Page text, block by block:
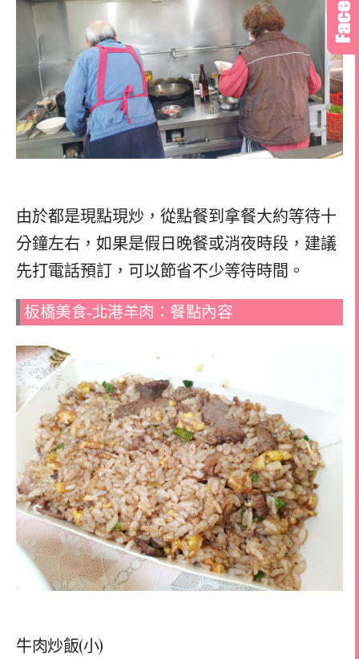
由於都是現點現炒，從點餐到拿餐大約等待十
分鐘左右，如果是假日晚餐或消夜時段，建議
先打電話預訂，可以節省不少等待時間。
板橋美食-北港羊肉：餐點內容
牛肉炒飯(小)